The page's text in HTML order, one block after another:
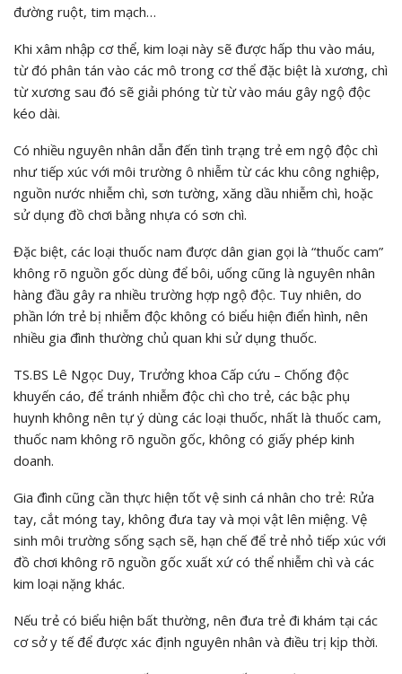
đường ruột, tim mạch…
Khi xâm nhập cơ thể, kim loại này sẽ được hấp thu vào máu,
từ đó phân tán vào các mô trong cơ thể đặc biệt là xương, chì
từ xương sau đó sẽ giải phóng từ từ vào máu gây ngộ độc
kéo dài.
Có nhiều nguyên nhân dẫn đến tình trạng trẻ em ngộ độc chì
như tiếp xúc với môi trường ô nhiễm từ các khu công nghiệp,
nguồn nước nhiễm chì, sơn tường, xăng dầu nhiễm chì, hoặc
sử dụng đồ chơi bằng nhựa có sơn chì.
Đặc biệt, các loại thuốc nam được dân gian gọi là “thuốc cam”
không rõ nguồn gốc dùng để bôi, uống cũng là nguyên nhân
hàng đầu gây ra nhiều trường hợp ngộ độc. Tuy nhiên, do
phần lớn trẻ bị nhiễm độc không có biểu hiện điển hình, nên
nhiều gia đình thường chủ quan khi sử dụng thuốc.
TS.BS Lê Ngọc Duy, Trưởng khoa Cấp cứu – Chống độc
khuyến cáo, để tránh nhiễm độc chì cho trẻ, các bậc phụ
huynh không nên tự ý dùng các loại thuốc, nhất là thuốc cam,
thuốc nam không rõ nguồn gốc, không có giấy phép kinh
doanh.
Gia đình cũng cần thực hiện tốt vệ sinh cá nhân cho trẻ: Rửa
tay, cắt móng tay, không đưa tay và mọi vật lên miệng. Vệ
sinh môi trường sống sạch sẽ, hạn chế để trẻ nhỏ tiếp xúc với
đồ chơi không rõ nguồn gốc xuất xứ có thể nhiễm chì và các
kim loại nặng khác.
Nếu trẻ có biểu hiện bất thường, nên đưa trẻ đi khám tại các
cơ sở y tế để được xác định nguyên nhân và điều trị kịp thời.